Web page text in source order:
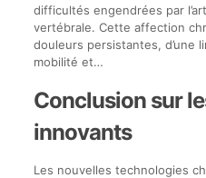
difficultés engendrées par
vertébrale. Cette affection
douleurs persistantes, d’une
mobilité et…
Conclusion sur
innovants
Les nouvelles technologies